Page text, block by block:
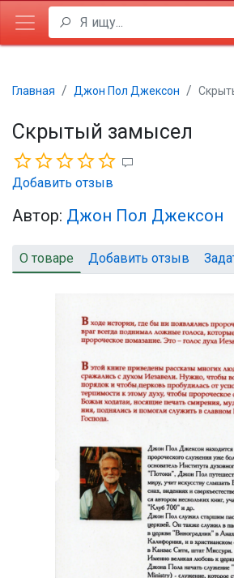
Главная Джон Пол Джексон
Скрытый замысел
Добавить отзыв
Автор: Джон Пол Джексон
О товаре Добавить отзыв